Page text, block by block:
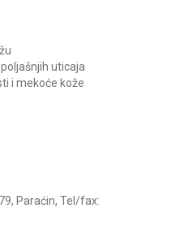
uticaja
i mekoće kože
Paraćin, Tel/fax: